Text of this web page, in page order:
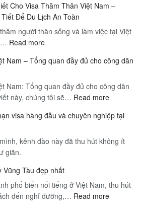
Hạn
Visa
Việt
Nam
Dịch
Sân
Bay
Hướng
Toàn
Du
Khách
Quốc
Cho Visa Thăm Thân Việt Nam –
Để Du Lịch An Toàn
người thân sống và làm việc tại Việt
Read more:
Tờ
Thiết
Cho
Thăm
Việt
Hướng
Dẫn
Chi
Nam – Tổng quan đầy đủ cho công dân
Nam: Tổng quan đầy đủ cho công dân
này, chúng tôi sẽ… Read more:
loại
Việt
quan
đầy
visa hàng đầu và chuyên nghiệp tại
kênh đào này đã thu hút không ít
giãn.
Vũng Tàu đẹp nhất
phố biển nổi tiếng ở Việt Nam, thu hút
đến nghỉ dưỡng,… Read more: